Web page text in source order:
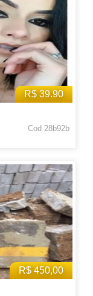
R$ 39.90
Cod 28b92b
R$ 450,00